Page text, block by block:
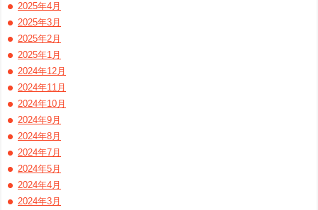
2025年4月
2025年3月
2025年2月
2025年1月
2024年12月
2024年11月
2024年10月
2024年9月
2024年8月
2024年7月
2024年5月
2024年4月
2024年3月